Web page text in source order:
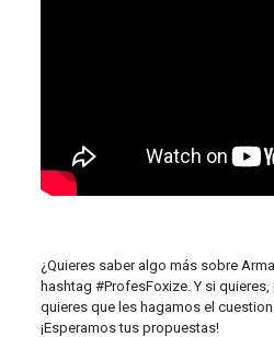
¿Quieres saber algo más sobre
hashtag #ProfesFoxize. Y si
quieres que les hagamos el
¡Esperamos tus propuestas!